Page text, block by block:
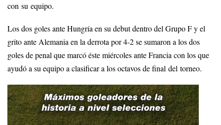
con su equipo.
Los dos goles ante Hungría en su debut dentro del Grupo F y el
grito ante Alemania en la derrota por 4-2 se sumaron a los dos
goles de penal que marcó éste miércoles ante Francia con los que
ayudó a su equipo a clasificar a los octavos de final del torneo.